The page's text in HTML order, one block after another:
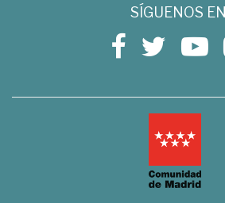
SÍGUENOS EN